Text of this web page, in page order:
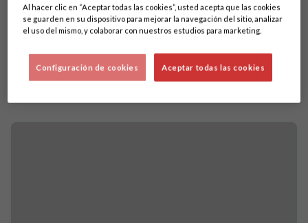
Al hacer clic en “Aceptar todas las cookies”, usted acepta que las cookies
se guarden en su dispositivo para mejorar la navegación del sitio, analizar
el uso del mismo, y colaborar con nuestros estudios para marketing.
Aceptar todas las cookies
Configuración de cookies